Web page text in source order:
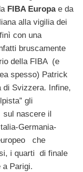
FIBA Europae da
alla vigilia dei
con una
bruscamente
della FIBA (e
spesso) Patrick
di Svizzera. Infine,
gli
nascere il
Germania-
che
i quarti di finale
a Parigi.